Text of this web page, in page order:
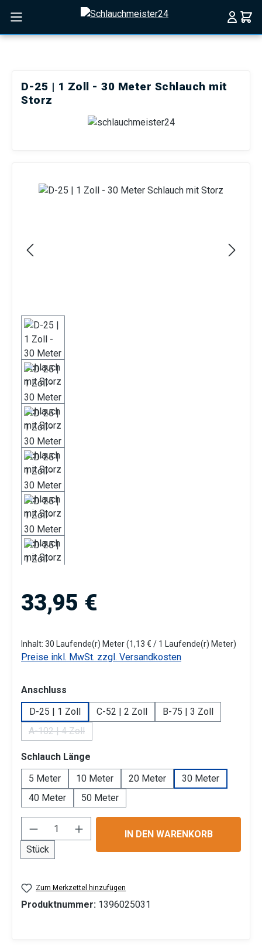
Zum Hauptinhalt springen
D-25 | 1 Zoll - 30 Meter Schlauch mit
Storz
Regulärer Preis:
33,95 €
Inhalt: 30 Laufende(r) Meter(1,13 € / 1 Laufende(r) Meter)
Preise inkl. MwSt. zzgl. Versandkosten
Anschluss
D-25 | 1 Zoll
C-52 | 2 Zoll
B-75 | 3 Zoll
A-102 | 4 Zoll
(Diese Option ist zurzeit nicht verfügbar.)
Schlauch Länge
5 Meter
10 Meter 20 Meter
30 Meter
40 Meter
50 Meter
Produkt Anzahl: Gib den gewünschten
Stück
IN DEN WARENKORB
Zum Merkzettel hinzufügen
Produktnummer: 1396025031